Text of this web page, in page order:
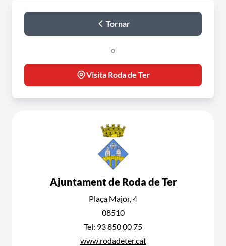
Tornar
o
Visita Roda de Ter
Ajuntament de Roda de Ter
Plaça Major, 4
08510
Tel: 93 850 00 75
www.rodadeter.cat